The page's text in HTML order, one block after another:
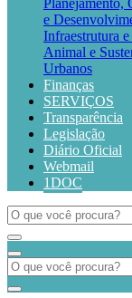
Planejamento,
e
Infraestrutura
Animal e
Urbanos
Finanças
SERVIÇOS
Transparência
Legislação
Diário Oficial
Webmail
1DOC